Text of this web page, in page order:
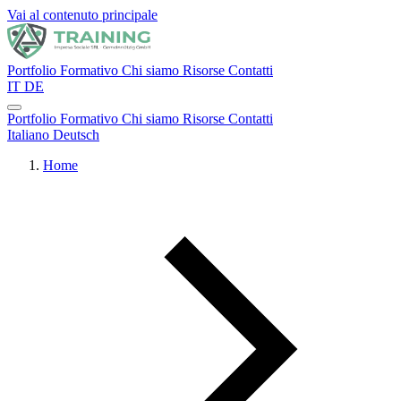
Vai al contenuto principale
Portfolio Formativo Chi siamo Risorse Contatti
IT DE
Portfolio Formativo Chi siamo Risorse Contatti
Italiano Deutsch
Home